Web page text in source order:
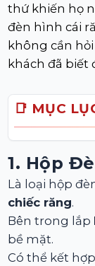
thứ khiến họ
đèn hình cái
không cần
khách đã biết
📑 MỤC
1. Hộp
Là loại hộp
chiếc răng.
Bên trong lắp
bề mặt.
Có thể kết hợp